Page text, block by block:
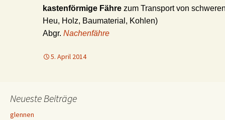
kastenförmige Fähre zum Transport von
Heu, Holz, Baumaterial, Kohlen)
Abgr. Nachenfähre
5. April 2014
Neueste Beiträge
glennen